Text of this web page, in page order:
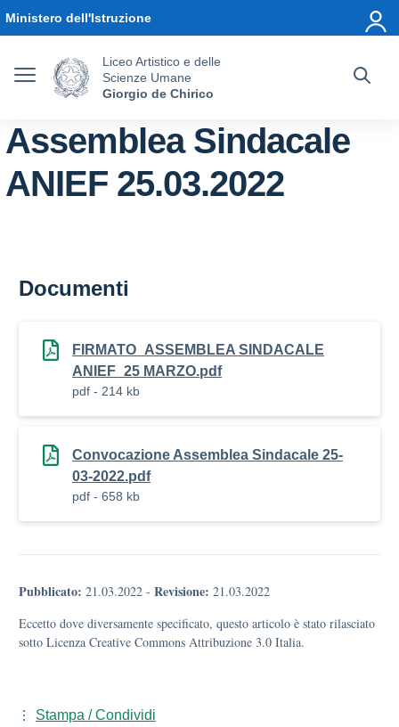
Ministero dell'Istruzione
Liceo Artistico e delle
Scienze Umane
Giorgio de Chirico
Assemblea Sindacale
ANIEF 25.03.2022
Documenti
FIRMATO_ASSEMBLEA SINDACALE
ANIEF_25 MARZO.pdf
pdf - 214 kb
Convocazione Assemblea Sindacale 25-
03-2022.pdf
pdf - 658 kb
Pubblicato: 21.03.2022 - Revisione: 21.03.2022
Eccetto dove diversamente specificato, questo articolo è stato rilasciato
sotto Licenza Creative Commons Attribuzione 3.0 Italia.
Stampa / Condividi